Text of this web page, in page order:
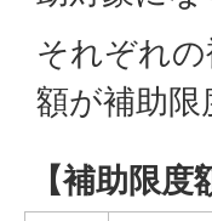
それぞれ
額が補助限
【補助限度